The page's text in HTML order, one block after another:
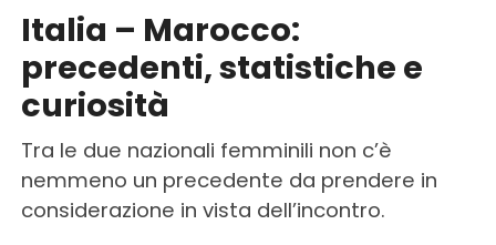
Italia – Marocco:
precedenti, statistiche e
curiosità
Tra le due nazionali femminili non c’è
nemmeno un precedente da prendere in
considerazione in vista dell’incontro.